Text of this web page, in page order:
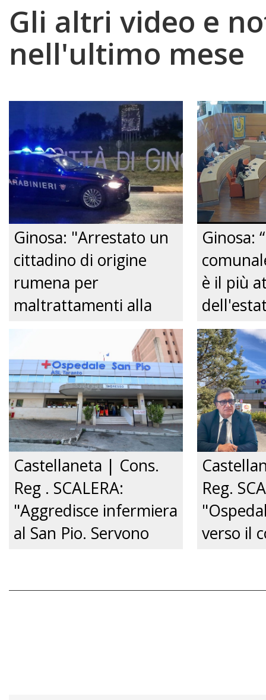
Gli altri video e
nell'ultimo mese
Ginosa: "Arrestato un
cittadino di origine
rumena per
maltrattamenti alla
convivente." Just tv
Ginosa:
è il più
centro
Just tv
Castellaneta | Cons.
Reg . SCALERA:
"Aggredisce infermiera
al San Pio. Servono
Reg.
verso il